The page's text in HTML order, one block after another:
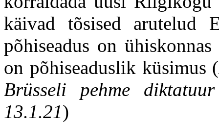
käivad tõsised arutelud
põhiseadus on
on põhiseaduslik küsimus (
Brüsseli pehme
13.1.21)